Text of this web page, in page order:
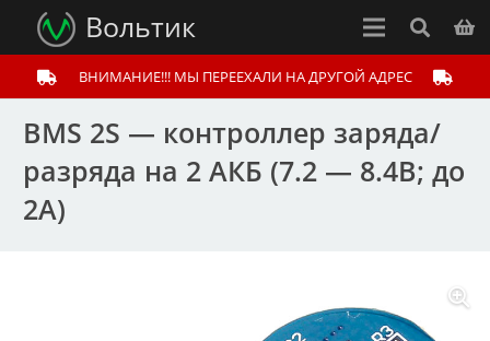
Вольтик
ВНИМАНИЕ!!! МЫ ПЕРЕЕХАЛИ НА ДРУГОЙ АДРЕС
BMS 2S — контроллер заряда/
разряда на 2 АКБ (7.2 — 8.4В; до
2A)